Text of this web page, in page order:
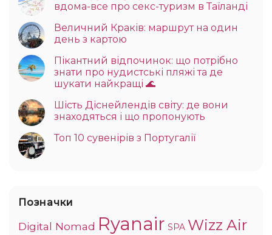
вдома-все про секс-туризм в Таїланді
Величний Краків: маршрут на один
день з картою
Пікантний відпочинок: що потрібно
знати про нудистські пляжі та де
шукати найкращі 🌊
Шість Діснейлендів світу: де вони
знаходяться і що пропонують
Топ 10 сувенірів з Португалії
Позначки
Digital Nomad Ryanair SPA Wizz Air